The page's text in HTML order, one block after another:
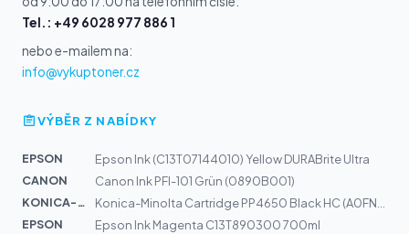
Tel.: +49 6028 977 886 1
nebo e-mailem na:
info@vykuptoner.cz
VÝBĚR Z NABÍDKY
EPSON
Epson Ink (C13T07144010) Yellow DURABrite Ultra
CANON
Canon Ink PFI-101 Grün (0890B001)
KONICA-MIN...
EPSON
Epson Ink Magenta C13T890300 700ml